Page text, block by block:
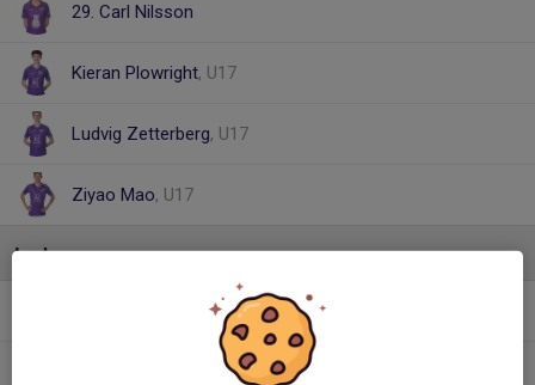
29. Carl Nilsson
Kieran Plowright, U17
Ludvig Zetterberg, U17
Ziyao Mao, U17
Ledare
Assisterande tränare
Huvudtränare